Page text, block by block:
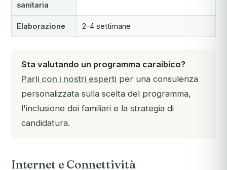
sanitaria
Elaborazione 2-4 settimane
Sta valutando un programma caraibico?
Parli con i nostri esperti per una consulenza
personalizzata sulla scelta del programma,
l'inclusione dei familiari e la strategia di
candidatura.
Internet e Connettività